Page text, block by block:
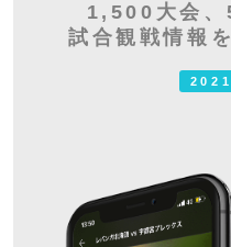
1,500大会
試合観戦情報
2021